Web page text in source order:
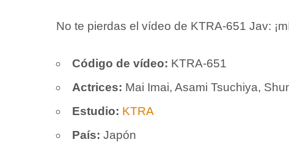
No te pierdas el vídeo de KTRA-651 Jav:
Código de vídeo: KTRA-651
Actrices: Mai Imai, Asami Tsuchiya,
Estudio: KTRA
País: Japón